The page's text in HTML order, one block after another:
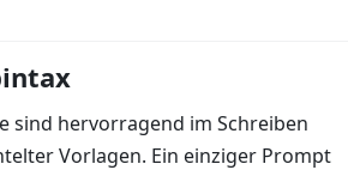
sind hervorragend im Schreiben
Vorlagen. Ein einziger Prompt